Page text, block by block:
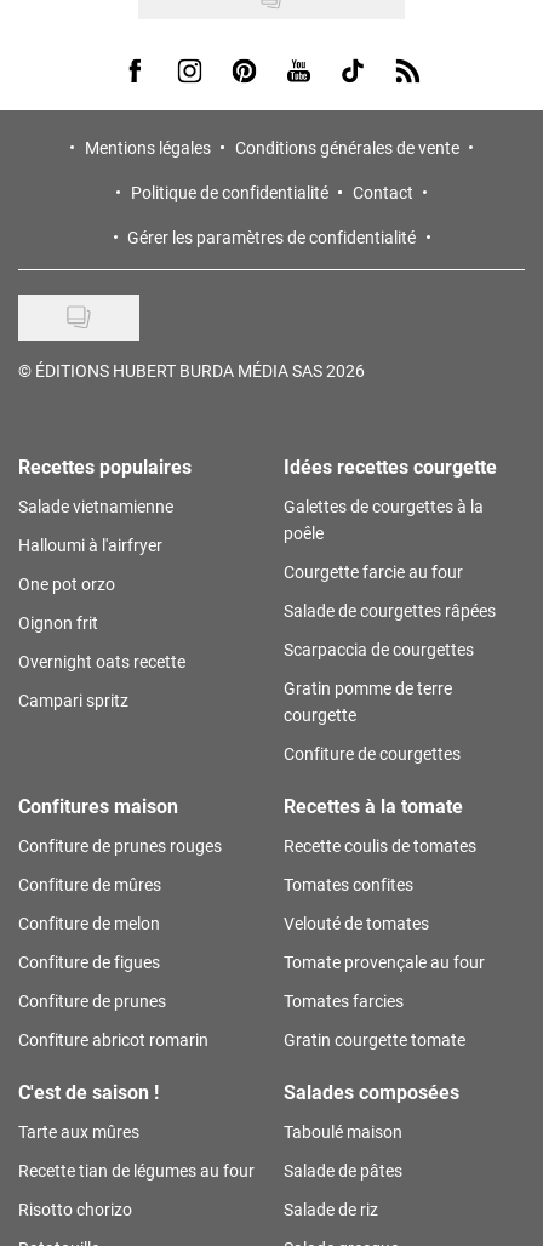
Visit us on Facebook
Visit us on Instagram
Visit us on Pinterest
Visit us on Youtube
Visit us on Tiktok
Visit us on Rss
Mentions légales
Conditions générales de vente
Politique de confidentialité
Contact
Gérer les paramètres de confidentialité
© ÉDITIONS HUBERT BURDA MÉDIA SAS 2026
Recettes populaires
Salade vietnamienne
Halloumi à l'airfryer
One pot orzo
Oignon frit
Overnight oats recette
Campari spritz
Idées recettes courgette
Galettes de courgettes à la
poêle
Courgette farcie au four
Salade de courgettes râpées
Scarpaccia de courgettes
Gratin pomme de terre
courgette
Confiture de courgettes
Confitures maison
Confiture de prunes rouges
Confiture de mûres
Confiture de melon
Confiture de figues
Confiture de prunes
Confiture abricot romarin
Recettes à la tomate
Recette coulis de tomates
Tomates confites
Velouté de tomates
Tomate provençale au four
Tomates farcies
Gratin courgette tomate
C'est de saison !
Tarte aux mûres
Recette tian de légumes au four
Risotto chorizo
Salades composées
Taboulé maison
Salade de pâtes
Salade de riz